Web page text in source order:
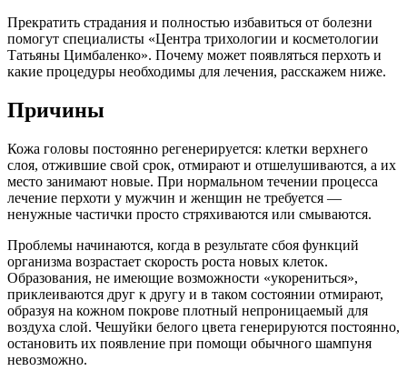
Прекратить страдания и полностью избавиться от болезни
помогут специалисты «Центра трихологии и косметологии
Татьяны Цимбаленко». Почему может появляться перхоть и
какие процедуры необходимы для лечения, расскажем ниже.
Причины
Кожа головы постоянно регенерируется: клетки верхнего
слоя, отжившие свой срок, отмирают и отшелушиваются, а их
место занимают новые. При нормальном течении процесса
лечение перхоти у мужчин и женщин не требуется —
ненужные частички просто стряхиваются или смываются.
Проблемы начинаются, когда в результате сбоя функций
организма возрастает скорость роста новых клеток.
Образования, не имеющие возможности «укорениться»,
приклеиваются друг к другу и в таком состоянии отмирают,
образуя на кожном покрове плотный непроницаемый для
воздуха слой. Чешуйки белого цвета генерируются постоянно,
остановить их появление при помощи обычного шампуня
невозможно.